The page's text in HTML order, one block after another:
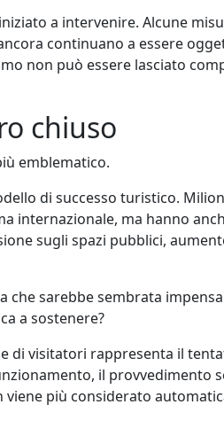
a intervenire. Alcune
continuano a essere
non può essere lasciato
chiuso
emblematico.
di successo turistico.
internazionale, ma hanno
sugli spazi pubblici,
sarebbe sembrata
a sostenere?
di visitatori rappresenta il
il provvedimento
più considerato